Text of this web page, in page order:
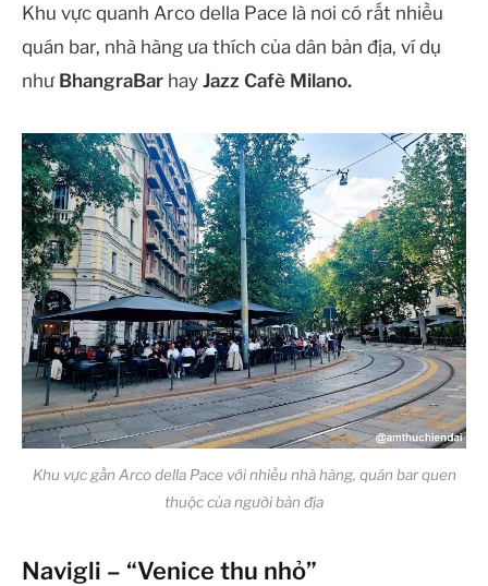
Khu vực quanh Arco della Pace là nơi có rất nhiều
quán bar, nhà hàng ưa thích của dân bản địa, ví dụ
như BhangraBar hay Jazz Cafè Milano.
Khu vực gần Arco della Pace với nhiều nhà hàng, quán bar quen
thuộc của người bản địa
Navigli – “Venice thu nhỏ”